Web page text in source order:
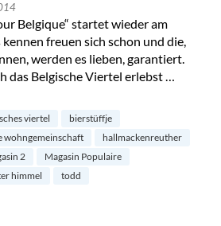
Belgique“ startet wieder am
kennen freuen sich schon und die,
werden es lieben, garantiert.
das Belgische Viertel erlebst …
Viertel“
viertel
bierstüffje
wohngemeinschaft
hallmackenreuther
2
Magasin Populaire
himmel todd